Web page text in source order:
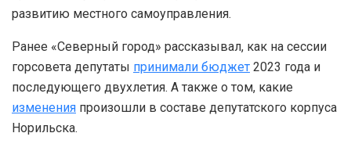
развитию местного самоуправления.
Ранее «Северный город» рассказывал, как на сессии
горсовета депутаты принимали бюджет 2023 года и
последующего двухлетия. А также о том, какие
изменения произошли в составе депутатского корпуса
Норильска.